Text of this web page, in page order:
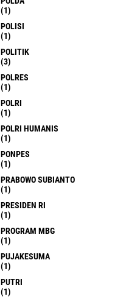
(1)
POLISI
(1)
POLITIK
(3)
POLRES
(1)
POLRI
(1)
POLRI HUMANIS
(1)
PONPES
(1)
PRABOWO SUBIANTO
(1)
PRESIDEN RI
(1)
PROGRAM MBG
(1)
PUJAKESUMA
(1)
PUTRI
(1)